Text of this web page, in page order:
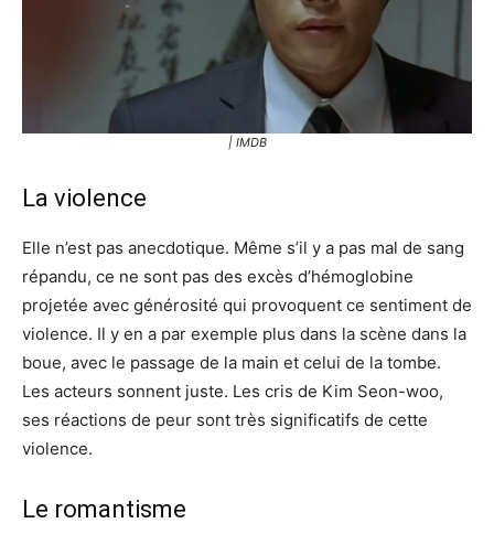
| IMDB
La violence
Elle n’est pas anecdotique. Même s’il y a pas mal de sang
répandu, ce ne sont pas des excès d’hémoglobine
projetée avec générosité qui provoquent ce sentiment de
violence. Il y en a par exemple plus dans la scène dans la
boue, avec le passage de la main et celui de la tombe.
Les acteurs sonnent juste. Les cris de Kim Seon-woo,
ses réactions de peur sont très significatifs de cette
violence.
Le romantisme